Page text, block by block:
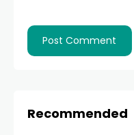
Recommended